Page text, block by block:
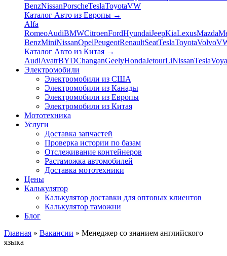
BenzNissanPorscheTeslaToyotaVW
Каталог Авто из Европы →
Alfa
RomeoAudiBMWCitroenFordHyundaiJeepKiaLexusMazda
BenzMiniNissanOpelPeugeotRenaultSeatTeslaToyotaVolvo
Каталог Авто из Китая →
AudiAvatrBYDChanganGeelyHondaJetourLiNissanTesla
Электромобили
Электромобили из США
Электромобили из Канады
Электромобили из Европы
Электромобили из Китая
Мототехника
Услуги
Доставка запчастей
Проверка истории по базам
Отслеживание контейнеров
Растаможка автомобилей
Доставка мототехники
Цены
Калькулятор
Калькулятор доставки для оптовых клиентов
Калькулятор таможни
Блог
Главная » Вакансии » Менеджер со знанием английского
языка